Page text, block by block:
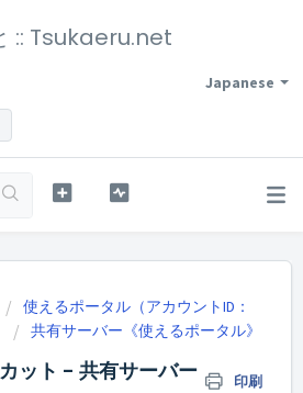
:: Tsukaeru.net
Japanese
使えるポータル（アカウントID：
共有サーバー《使えるポータル》
ット - 共有サーバー 印刷